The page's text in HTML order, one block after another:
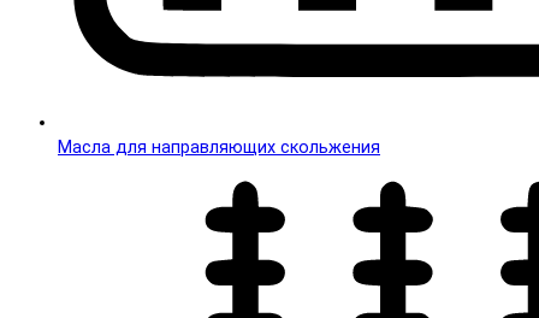
Масла для направляющих скольжения